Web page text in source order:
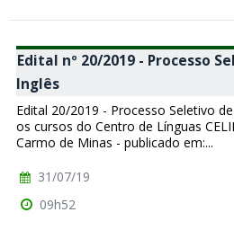
Edital nº 20/2019 - Processo
Inglês
Edital 20/2019 - Processo Seletivo
os cursos do Centro de Línguas
Carmo de Minas - publicado em:...
31/07/19
09h52